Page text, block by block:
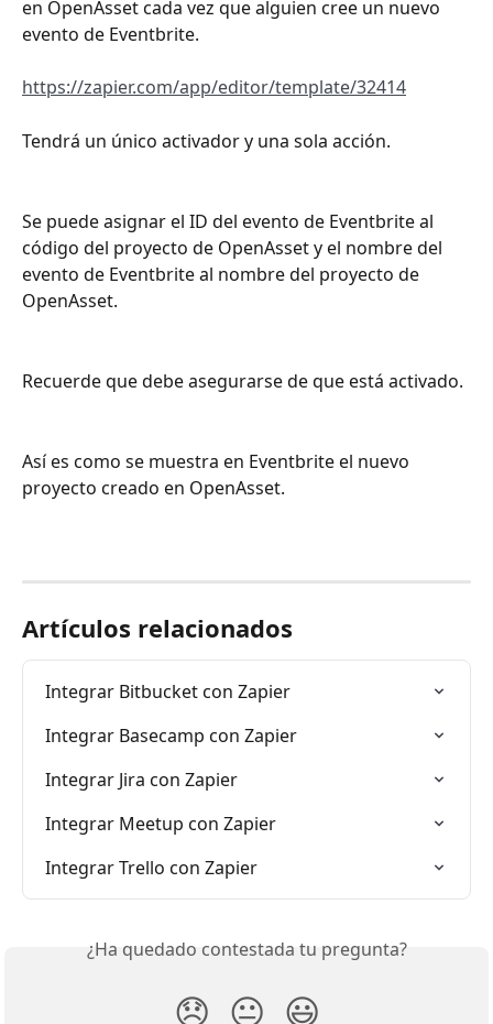
en OpenAsset cada vez que alguien cree un nuevo
evento de Eventbrite.
https://zapier.com/app/editor/template/32414
Tendrá un único activador y una sola acción.
Se puede asignar el ID del evento de Eventbrite al
código del proyecto de OpenAsset y el nombre del
evento de Eventbrite al nombre del proyecto de
OpenAsset.
Recuerde que debe asegurarse de que está activado.
Así es como se muestra en Eventbrite el nuevo
proyecto creado en OpenAsset.
Artículos relacionados
Integrar Bitbucket con Zapier
Integrar Basecamp con Zapier
Integrar Jira con Zapier
Integrar Meetup con Zapier
Integrar Trello con Zapier
¿Ha quedado contestada tu pregunta?
😞 😐 😃